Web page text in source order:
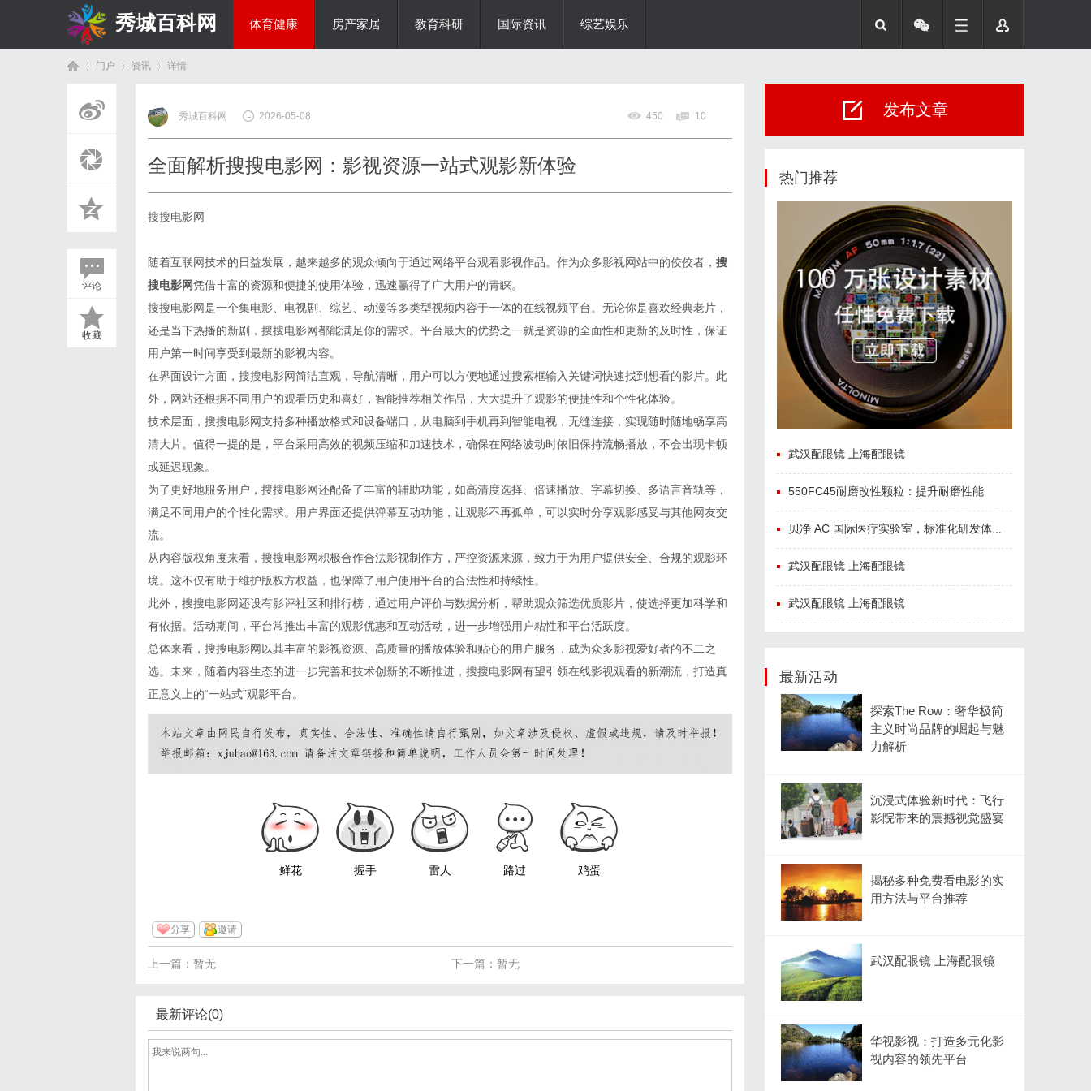
秀城百科网 体育健康 房产家居 教育科研 国际资讯 综艺娱乐
门户 资讯
›
详情
评论
收藏
秀城百科网 2026-05-08 450 10
全面解析搜搜电影网：影视资源一站式观影新体验
搜搜电影网
随着互联网技术的日益发展，越来越多的观众倾向于通过网络平台观看影视作品。作为众多影视网站中的佼佼者， 搜
搜电影网凭借丰富的资源和便捷的使用体验，迅速赢得了广大用户的青睐。
搜搜电影网是一个集电影、电视剧、综艺、动漫等多类型视频内容于一体的在线视频平台。无论你是喜欢经典老片，
还是当下热播的新剧，搜搜电影网都能满足你的需求。平台最大的优势之一就是资源的全面性和更新的及时性，保证
用户第一时间享受到最新的影视内容。
在界面设计方面，搜搜电影网简洁直观，导航清晰，用户可以方便地通过搜索框输入关键词快速找到想看的影片。此
外，网站还根据不同用户的观看历史和喜好，智能推荐相关作品，大大提升了观影的便捷性和个性化体验。
技术层面，搜搜电影网支持多种播放格式和设备端口，从电脑到手机再到智能电视，无缝连接，实现随时随地畅享高
清大片。值得一提的是，平台采用高效的视频压缩和加速技术，确保在网络波动时依旧保持流畅播放，不会出现卡顿
或延迟现象。
为了更好地服务用户，搜搜电影网还配备了丰富的辅助功能，如高清度选择、倍速播放、字幕切换、多语言音轨等，
满足不同用户的个性化需求。用户界面还提供弹幕互动功能，让观影不再孤单，可以实时分享观影感受与其他网友交
流。
从内容版权角度来看，搜搜电影网积极合作合法影视制作方，严控资源来源，致力于为用户提供安全、合规的观影环
境。这不仅有助于维护版权方权益，也保障了用户使用平台的合法性和持续性。
此外，搜搜电影网还设有影评社区和排行榜，通过用户评价与数据分析，帮助观众筛选优质影片，使选择更加科学和
有依据。活动期间，平台常推出丰富的观影优惠和互动活动，进一步增强用户粘性和平台活跃度。
总体来看，搜搜电影网以其丰富的影视资源、高质量的播放体验和贴心的用户服务，成为众多影视爱好者的不二之
选。未来，随着内容生态的进一步完善和技术创新的不断推进，搜搜电影网有望引领在线影视观看的新潮流，打造真
正意义上的“一站式”观影平台。
鲜花 握手 雷人 路过 鸡蛋
分享 邀请
下一篇：暂无
上一篇：暂无
最新评论(0)
发布文章
热门推荐
武汉配眼镜 上海配眼镜
550FC45耐磨改性颗粒：提升耐磨性能
贝净 AC 国际医疗实验室，标准化研发体系全解析
武汉配眼镜 上海配眼镜
武汉配眼镜 上海配眼镜
最新活动
探索The Row：奢华极简
主义时尚品牌的崛起与魅
力解析
沉浸式体验新时代：飞行
影院带来的震撼视觉盛宴
揭秘多种免费看电影的实
用方法与平台推荐
武汉配眼镜 上海配眼镜
华视影视：打造多元化影
视内容的领先平台